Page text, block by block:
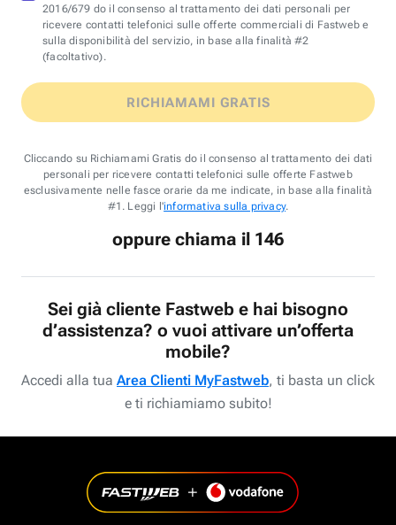
2016/679 do il consenso al trattamento dei dati personali per
ricevere contatti telefonici sulle offerte commerciali di Fastweb e
sulla disponibilità del servizio, in base alla finalità #2
(facoltativo).
RICHIAMAMI GRATIS
Cliccando su Richiamami Gratis do il consenso al trattamento dei dati
personali per ricevere contatti telefonici sulle offerte Fastweb
esclusivamente nelle fasce orarie da me indicate, in base alla finalità
#1. Leggi l'informativa sulla privacy.
oppure chiama il 146
Sei già cliente Fastweb e hai bisogno
d’assistenza? o vuoi attivare un’offerta
mobile?
Accedi alla tua Area Clienti MyFastweb, ti basta un click
e ti richiamiamo subito!